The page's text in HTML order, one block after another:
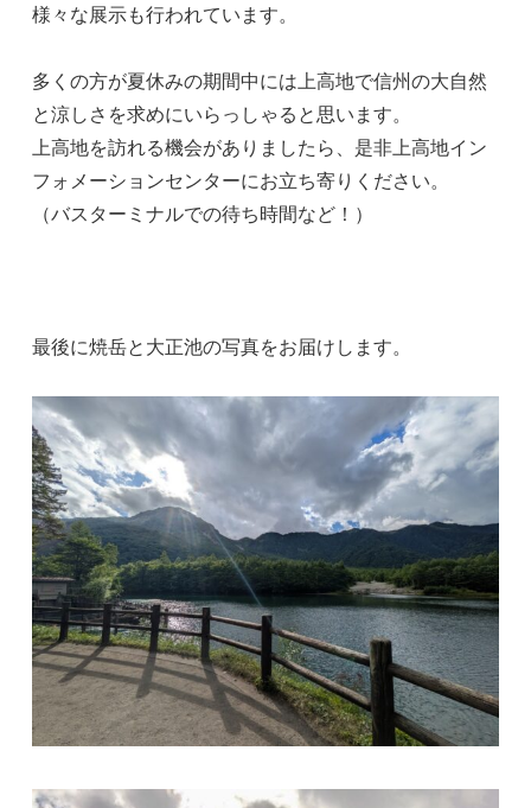
様々な展示も行われています。
多くの方が夏休みの期間中には上高地で信州の大自然
と涼しさを求めにいらっしゃると思います。
上高地を訪れる機会がありましたら、是非上高地イン
フォメーションセンターにお立ち寄りください。
（バスターミナルでの待ち時間など！）
最後に焼岳と大正池の写真をお届けします。